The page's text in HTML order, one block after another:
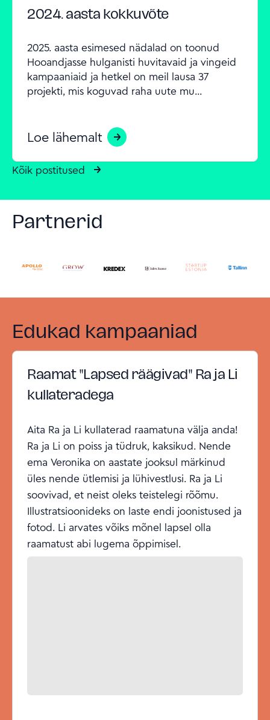
2024. aasta kokkuvõte
2025. aasta esimesed nädalad on toonud
Hooandjasse hulganisti huvitavaid ja vingeid
kampaaniaid ja hetkel on meil lausa 37
projekti, mis koguvad raha uute mu...
Loe lähemalt
Kõik postitused
Partnerid
Edukad kampaaniad
Raamat "Lapsed räägivad" Ra ja Li
kullateradega
Aita Ra ja Li kullaterad raamatuna välja anda!
Ra ja Li on poiss ja tüdruk, kaksikud. Nende
ema Veronika on aastate jooksul märkinud
üles nende ütlemisi ja lühivestlusi. Ra ja Li
soovivad, et neist oleks teistelegi rõõmu.
Illustratsioonideks on laste endi joonistused ja
fotod. Li arvates võiks mõnel lapsel olla
raamatust abi lugema õppimisel.